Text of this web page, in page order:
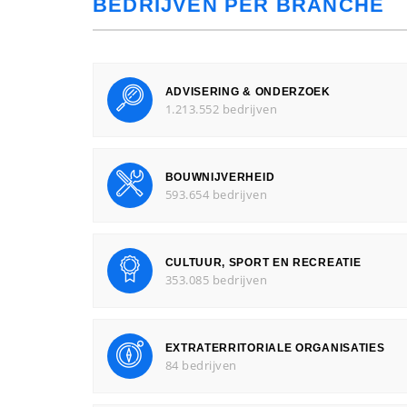
BEDRIJVEN PER BRANCHE
ADVISERING & ONDERZOEK
1.213.552 bedrijven
BOUWNIJVERHEID
593.654 bedrijven
CULTUUR, SPORT EN RECREATIE
353.085 bedrijven
EXTRATERRITORIALE ORGANISATIES
84 bedrijven